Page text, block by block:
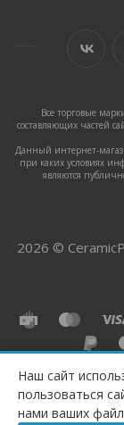
Все торговые
составляющих частей
Данный интернет-
при каких условиях
являются
2026 ©
Наш сайт
пользоваться
нами ваших